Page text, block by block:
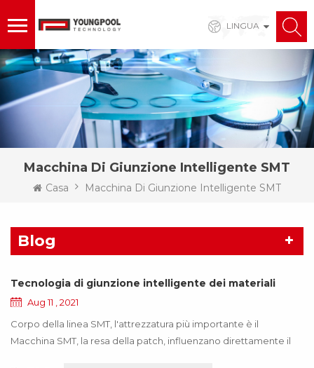
LINGUA
Macchina Di Giunzione Intelligente SMT
Casa Macchina Di Giunzione Intelligente SMT
Blog
Tecnologia di giunzione intelligente dei materiali
Aug 11 , 2021
Corpo della linea SMT, l'attrezzatura più importante è il
Macchina SMT, la resa della patch, influenzano direttamente il